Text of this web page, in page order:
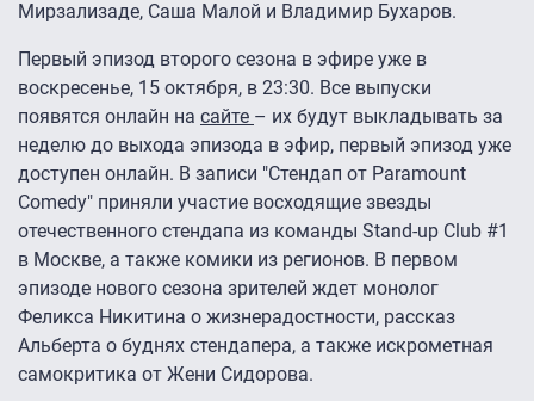
Мирзализаде, Саша Малой и Владимир Бухаров.
Первый эпизод второго сезона в эфире уже в
воскресенье, 15 октября, в 23:30. Все выпуски
появятся онлайн на сайте – их будут выкладывать за
неделю до выхода эпизода в эфир, первый эпизод уже
доступен онлайн. В записи "Стендап от Paramount
Comedy" приняли участие восходящие звезды
отечественного стендапа из команды Stand-up Club #1
в Москве, а также комики из регионов. В первом
эпизоде нового сезона зрителей ждет монолог
Феликса Никитина о жизнерадостности, рассказ
Альберта о буднях стендапера, а также искрометная
самокритика от Жени Сидорова.